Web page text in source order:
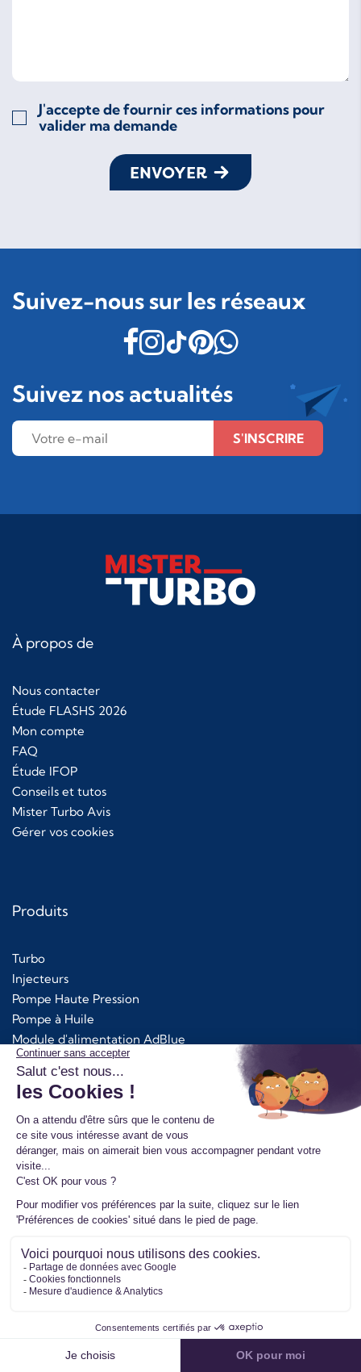
J'accepte de fournir ces informations pour
valider ma demande
ENVOYER
Suivez-nous sur les réseaux
Suivez nos actualités
S'INSCRIRE
À propos de
Nous contacter
Étude FLASHS 2026
Mon compte
FAQ
Étude IFOP
Conseils et tutos
Mister Turbo Avis
Gérer vos cookies
Produits
Turbo
Injecteurs
Pompe Haute Pression
Pompe à Huile
Module d'alimentation AdBlue
Kit Chra Turbo
Additifs Bardahl
Services
Fonctionnement consigne en échange standard
Droit de rétractation
Réparation Turbo
Fonctionnement échange standard
Retour de votre ancienne pièce
Pourquoi nous choisir ?
Top Références